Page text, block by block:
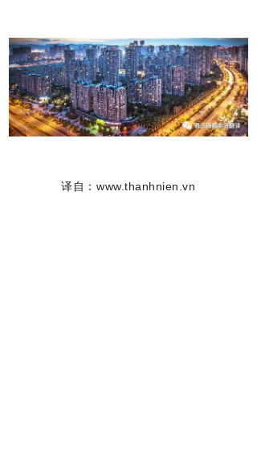
译自：www.thanhnien.vn